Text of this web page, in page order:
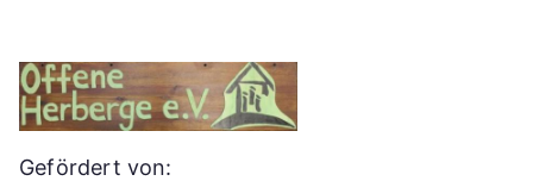
Gefördert von: